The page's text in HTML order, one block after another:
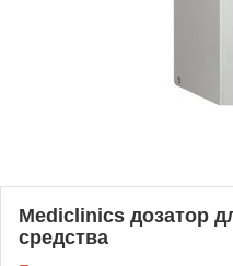
Mediclinics дозатор
средства